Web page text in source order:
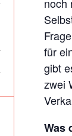
S
T
U
N
D
E
:
für
gibt
zwei
Was